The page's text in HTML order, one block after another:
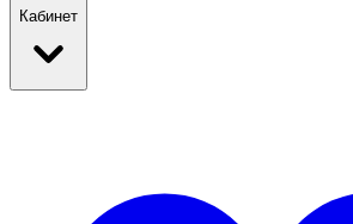
Кабинет